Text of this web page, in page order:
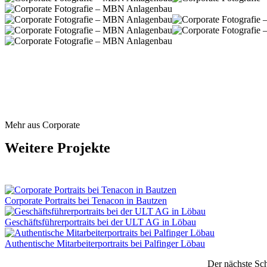
Mehr aus Corporate
Weitere Projekte
Corporate Portraits bei Tenacon in Bautzen
Geschäftsführerportraits bei der ULT AG in Löbau
Authentische Mitarbeiterportraits bei Palfinger Löbau
Der nächste